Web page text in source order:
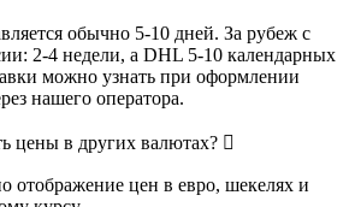
обычно 5-10 дней. За рубеж с
2-4 недели, а DHL 5-10 календарных
можно узнать при оформлении
нашего оператора.
цены в других валютах?
отображение цен в евро, шекелях и